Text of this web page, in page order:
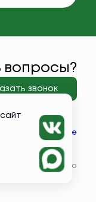
вопросы?
звонок
Вконтакте